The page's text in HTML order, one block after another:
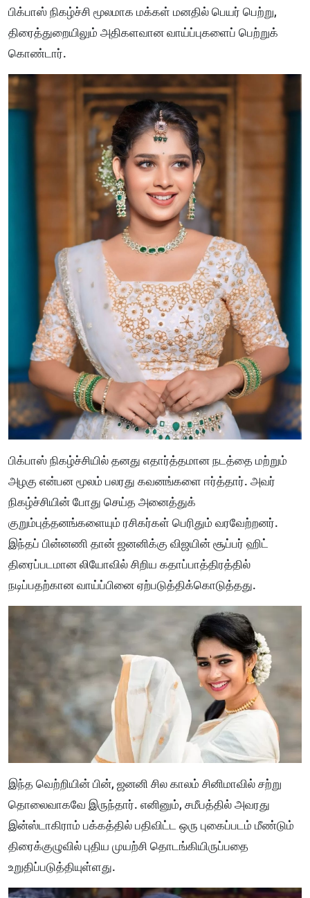
பிக்பாஸ் நிகழ்ச்சி மூலமாக மக்கள் மனதில் பெயர் பெற்று,
திரைத்துறையிலும் அதிகளவான வாய்ப்புகளைப் பெற்றுக்
கொண்டார்.
பிக்பாஸ் நிகழ்ச்சியில் தனது எதார்த்தமான நடத்தை மற்றும்
அழகு என்பன மூலம் பலரது கவனங்களை ஈர்த்தார். அவர்
நிகழ்ச்சியின் போது செய்த அனைத்துக்
குறும்புத்தனங்களையும் ரசிகர்கள் பெரிதும் வரவேற்றனர்.
இந்தப் பின்னணி தான் ஜனனிக்கு விஜயின் சூப்பர் ஹிட்
திரைப்படமான லியோவில் சிறிய கதாப்பாத்திரத்தில்
நடிப்பதற்கான வாய்ப்பினை ஏற்படுத்திக்கொடுத்தது.
இந்த வெற்றியின் பின், ஜனனி சில காலம் சினிமாவில் சற்று
தொலைவாகவே இருந்தார். எனினும், சமீபத்தில் அவரது
இன்ஸ்டாகிராம் பக்கத்தில் பதிவிட்ட ஒரு புகைப்படம் மீண்டும்
திரைக்குழுவில் புதிய முயற்சி தொடங்கியிருப்பதை
உறுதிப்படுத்தியுள்ளது.